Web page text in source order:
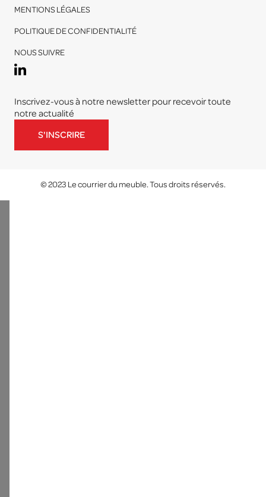
MENTIONS LÉGALES
POLITIQUE DE CONFIDENTIALITÉ
NOUS SUIVRE
Inscrivez-vous à notre newsletter pour recevoir toute
notre actualité
S'INSCRIRE
© 2023 Le courrier du meuble. Tous droits réservés.